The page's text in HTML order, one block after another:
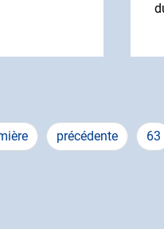
Page
précédente
précédente 63